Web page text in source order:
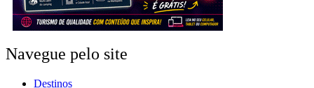
Navegue pelo site
Destinos